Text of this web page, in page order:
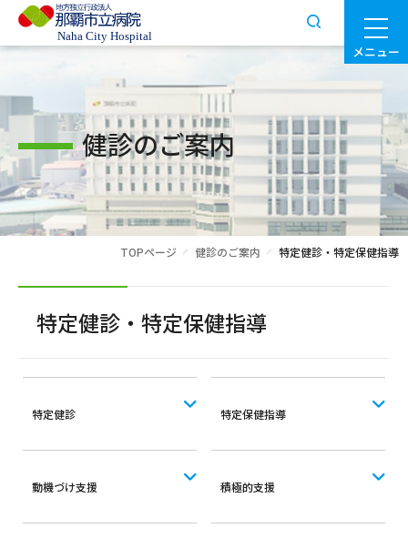
メニュー
健診のご案内
TOPページ 健診のご案内 特定健診・特定保健指導
特定健診・特定保健指導
特定健診
動機づけ支援
特定保健指導
積極的支援